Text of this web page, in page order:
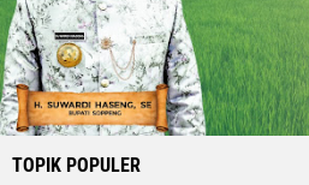
TOPIK POPULER